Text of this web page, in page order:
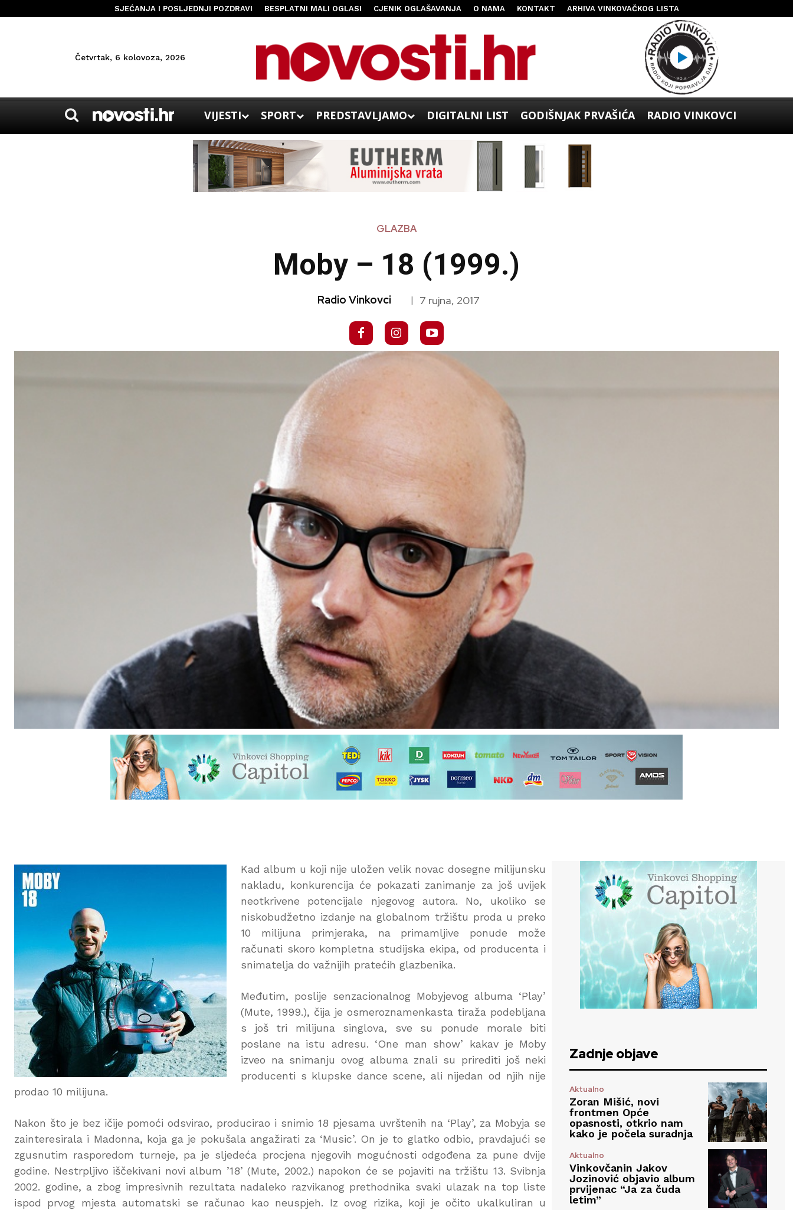
SJEĆANJA I POSLJEDNJI POZDRAVI BESPLATNI MALI OGLASI CJENIK OGLAŠAVANJA O NAMA KONTAKT ARHIVA VINKOVAČKOG LISTA
Četvrtak, 6 kolovoza, 2026
VIJESTI SPORT PREDSTAVLJAMO DIGITALNI LIST GODIŠNJAK PRVAŠIĆA RADIO VINKOVCI
GLAZBA
Moby – 18 (1999.)
Radio Vinkovci | 7 rujna, 2017
Kad album u koji nije uložen velik novac dosegne milijunsku
nakladu, konkurencija će pokazati zanimanje za još uvijek
neotkrivene potencijale njegovog autora. No, ukoliko se
niskobudžetno izdanje na globalnom tržištu proda u preko
10 milijuna primjeraka, na primamljive ponude može
računati skoro kompletna studijska ekipa, od producenta i
snimatelja do važnijih pratećih glazbenika.
Međutim, poslije senzacionalnog Mobyjevog albuma ‘Play’
(Mute, 1999.), čija je osmeroznamenkasta tiraža podebljana
s još tri milijuna singlova, sve su ponude morale biti
poslane na istu adresu. ‘One man show’ kakav je Moby
izveo na snimanju ovog albuma znali su prirediti još neki
producenti s klupske dance scene, ali nijedan od njih nije
prodao 10 milijuna.
Nakon što je bez ičije pomoći odsvirao, producirao i snimio 18 pjesama uvrštenih na ‘Play’, za Mobyja se
zainteresirala i Madonna, koja ga je pokušala angažirati za ‘Music’. On je to glatko odbio, pravdajući se
zgusnutim rasporedom turneje, pa je sljedeća procjena njegovih mogućnosti odgođena za pune dvije
godine. Nestrpljivo iščekivani novi album ’18’ (Mute, 2002.) napokon će se pojaviti na tržištu 13. Svibnja
2002. godine, a zbog impresivnih rezultata nadaleko razvikanog prethodnika svaki ulazak na top liste
ispod prvog mjesta automatski se računao kao neuspjeh. Iz ovog rizika, koji je očito ukalkuliran u
Zadnje objave
Aktualno
Zoran Mišić, novi
frontmen Opće
opasnosti, otkrio nam
kako je počela suradnja
Aktualno
Vinkovčanin Jakov
Jozinović objavio album
prvijenac “Ja za čuda
letim”